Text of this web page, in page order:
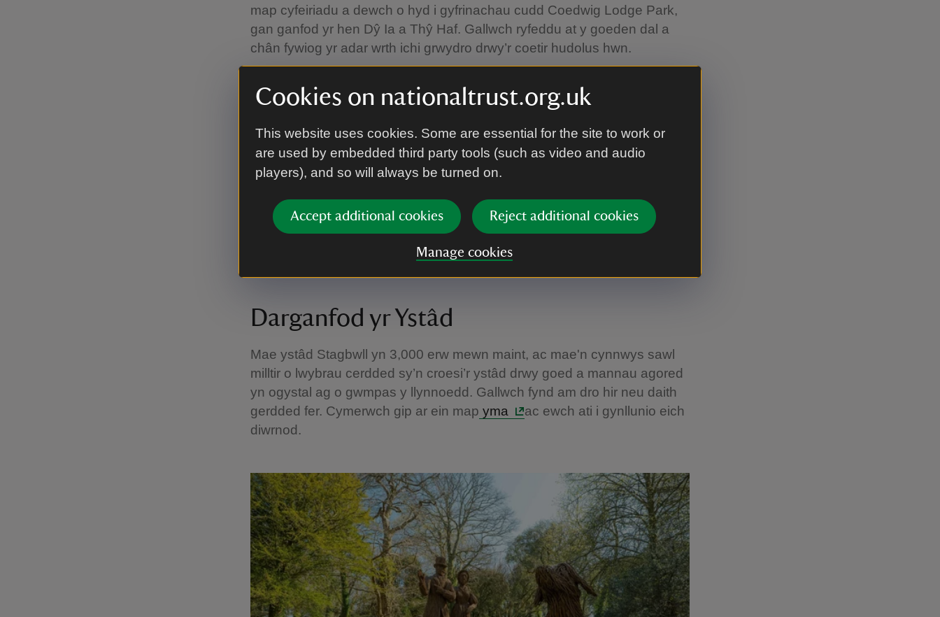
Cookies on nationaltrust.org.uk
This website uses cookies. Some are essential for the site to work or
are used by embedded third party tools (such as video and audio
players), and so will always be turned on.
Accept additional cookies Reject additional cookies
Manage cookies
map cyfeiriadu a dewch o hyd i gyfrinachau cudd Coedwig Lodge Park,
gan ganfod yr hen Dŷ Ia a Thŷ Haf. Gallwch ryfeddu at y goeden dal a
chân fywiog yr adar wrth ichi grwydro drwy’r coetir hudolus hwn.
Gallwch fachu map am ddim o’r dderbynfa i Ymwelwyr.
Saffari Môr hunan-dywys Broadhaven South
yn ardal hardd Broad Haven South. Concrwch ein heriau natur ar hyd y
ffordd... a ydych chi’n ddigon dewr? Cofiwch eich llyfr lloffion 50 peth i’ch
Darganfod yr Ystâd
Mae ystâd Stagbwll yn 3,000 erw mewn maint, ac mae'n cynnwys sawl
milltir o lwybrau cerdded sy’n croesi’r ystâd drwy goed a mannau agored
yn ogystal ag o gwmpas y llynnoedd. Gallwch fynd am dro hir neu daith
gerdded fer. Cymerwch gip ar ein map yma
ac ewch ati i gynllunio eich
diwrnod.